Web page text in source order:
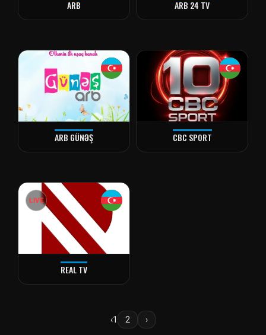
ARB ARB 24 TV
ARB GÜNƏŞ CBC SPORT
LIVE
REAL TV
‹1 2 ›